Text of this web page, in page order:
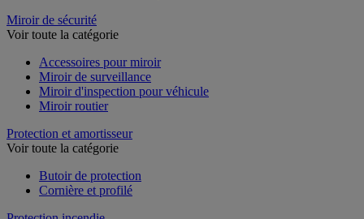
Miroir de sécurité
Voir toute la catégorie
Accessoires pour miroir
Miroir de surveillance
Miroir d'inspection pour véhicule
Miroir routier
Protection et amortisseur
Voir toute la catégorie
Butoir de protection
Cornière et profilé